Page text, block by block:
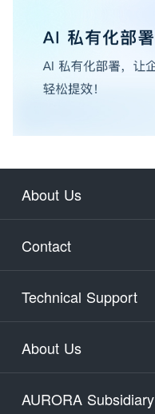
About Us
Contact
Technical Support
About Us
AURORA Subsidiary